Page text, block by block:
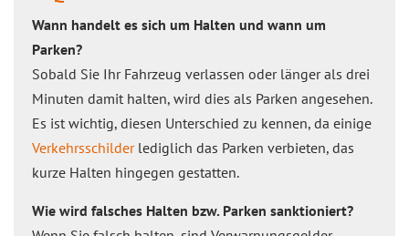
Wann handelt es sich um Halten und wann um
Parken?
Sobald Sie Ihr Fahrzeug verlassen oder länger als drei
Minuten damit halten, wird dies als Parken angesehen.
Es ist wichtig, diesen Unterschied zu kennen, da einige
Verkehrsschilderlediglich das Parken verbieten, das
kurze Halten hingegen gestatten.
Wie wird falsches Halten bzw. Parken sanktioniert?